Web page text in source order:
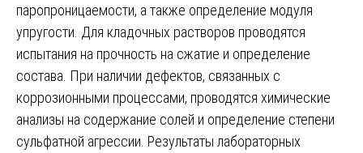
паропроницаемости, а также определение модуля
упругости. Для кладочных растворов проводятся
испытания на прочность на сжатие и определение
состава. При наличии дефектов, связанных с
коррозионными процессами, проводятся химические
анализы на содержание солей и определение степени
сульфатной агрессии. Результаты лабораторных